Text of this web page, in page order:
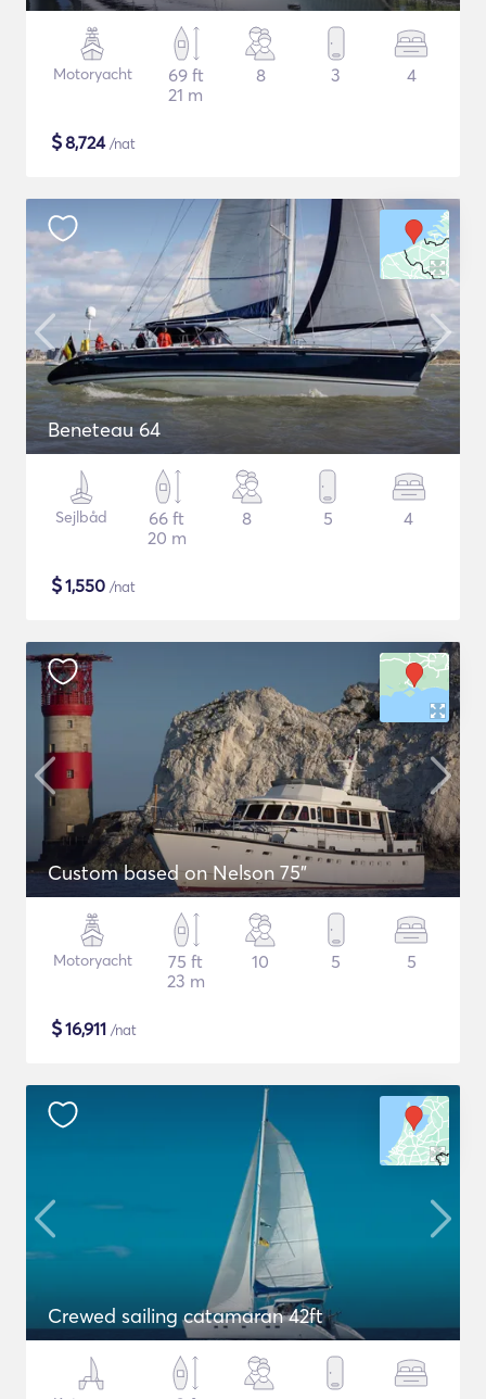
Motoryacht
69 ft
21 m
8 3 4
$8,724/nat
Beneteau 64
Sejlbåd
66 ft
20 m
8 5 4
$1,550 /nat
Custom based on Nelson 75"
Motoryacht
75 ft
23 m
10 5 5
$16,911 /nat
Crewed sailing catamaran 42ft